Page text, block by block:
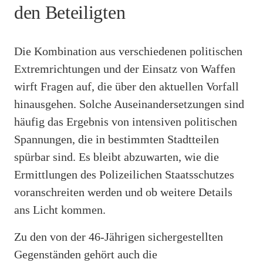
den Beteiligten
Die Kombination aus verschiedenen politischen
Extremrichtungen und der Einsatz von Waffen
wirft Fragen auf, die über den aktuellen Vorfall
hinausgehen. Solche Auseinandersetzungen sind
häufig das Ergebnis von intensiven politischen
Spannungen, die in bestimmten Stadtteilen
spürbar sind. Es bleibt abzuwarten, wie die
Ermittlungen des Polizeilichen Staatsschutzes
voranschreiten werden und ob weitere Details
ans Licht kommen.
Zu den von der 46-Jährigen sichergestellten
Gegenständen gehört auch die